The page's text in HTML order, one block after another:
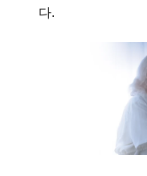
다.